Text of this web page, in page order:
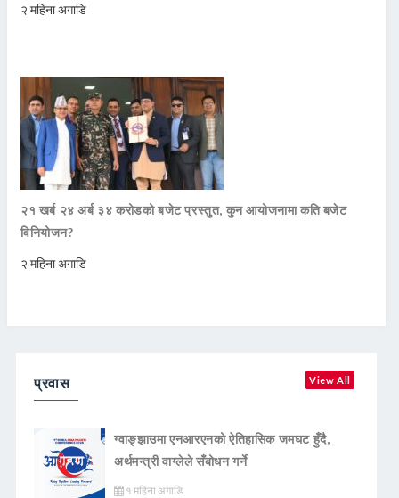
२ महिना अगाडि
२१ खर्ब २४ अर्ब ३४ करोडको बजेट प्रस्तुत, कुन आयोजनामा कति बजेट
विनियोजन?
२ महिना अगाडि
प्रवास View All
ग्वाङ्झाउमा एनआरएनको ऐतिहासिक जमघट हुँदै,
अर्थमन्त्री वाग्लेले सँबोधन गर्ने
१ महिना अगाडि